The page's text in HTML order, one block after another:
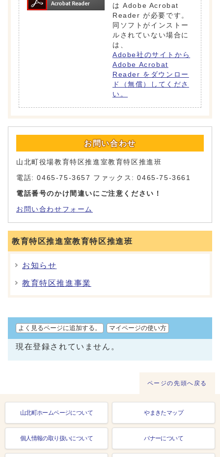
は Adobe Acrobat
Reader が必要です。
同ソフトがインストー
ルされていない場合に
は、
Adobe社のサイトから
Adobe Acrobat
Reader をダウンロー
ド（無償）してくださ
い。
お問い合わせ
山北町役場教育特区推進室教育特区推進班
電話: 0465-75-3657 ファックス: 0465-75-3661
電話番号のかけ間違いにご注意ください！
お問い合わせフォーム
教育特区推進室教育特区推進班
お知らせ
教育特区推進事業
よく見るページに追加する。 マイページの使い方
現在登録されていません。
ページの先頭へ戻る
山北町ホームページについて やまきたマップ
個人情報の取り扱いについて バナーについて